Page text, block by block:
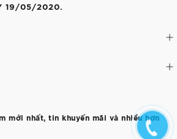
19/05/2020.
mới nhất, tin khuyến mãi và nhiều hơn